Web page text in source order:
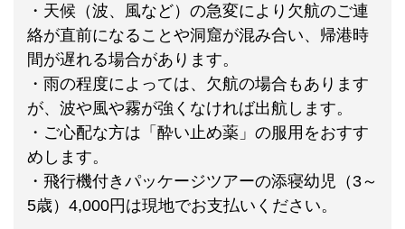
・天候（波、風など）の急変により欠航のご連
絡が直前になることや洞窟が混み合い、帰港時
間が遅れる場合があります。
・雨の程度によっては、欠航の場合もあります
が、波や風や霧が強くなければ出航します。
・ご心配な方は「酔い止め薬」の服用をおすす
めします。
・飛行機付きパッケージツアーの添寝幼児（3～
5歳）4,000円は現地でお支払いください。